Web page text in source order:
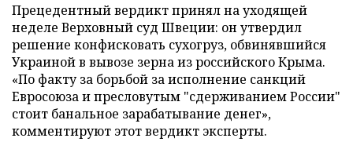
Прецедентный вердикт принял на уходящей
неделе Верховный суд Швеции: он утвердил
решение конфисковать сухогруз, обвинявшийся
Украиной в вывозе зерна из российского Крыма.
«По факту за борьбой за исполнение санкций
Евросоюза и пресловутым "сдерживанием России"
стоит банальное зарабатывание денег»,
комментируют этот вердикт эксперты.